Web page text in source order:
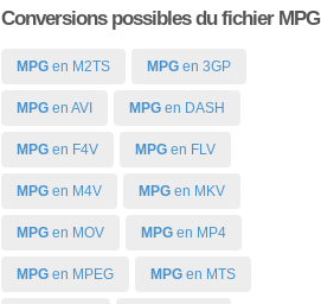
Conversions possibles du fichier MPG
MPG en M2TS MPG en 3GP
MPG en AVI MPG en DASH
MPG en F4V MPG en FLV
MPG en M4V MPG en MKV
MPG en MOV MPG en MP4
MPG en MPEG MPG en MTS